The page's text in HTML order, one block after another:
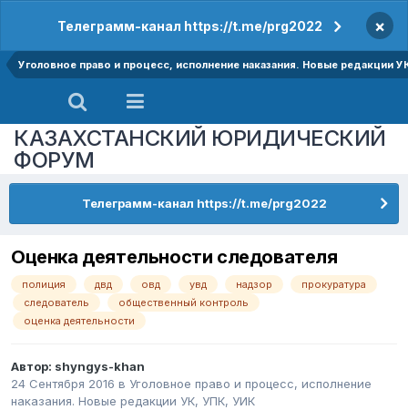
Телеграмм-канал https://t.me/prg2022 ×
Уголовное право и процесс, исполнение наказания. Новые редакции
КАЗАХСТАНСКИЙ ЮРИДИЧЕСКИЙ
ФОРУМ
Телеграмм-канал https://t.me/prg2022
Оценка деятельности следователя
полиция двд овд увд надзор
прокуратура
следователь
общественный контроль
оценка деятельности
Автор: shyngys-khan
24 Сентября 2016 в Уголовное право и процесс, исполнение
наказания. Новые редакции УК, УПК, УИК